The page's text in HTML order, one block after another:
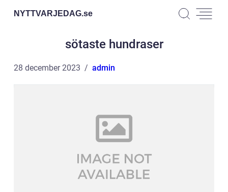
NYTTVARJEDAG.se
sötaste hundraser
28 december 2023 admin